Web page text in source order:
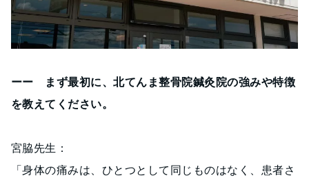
ーー まず最初に、北てんま整骨院鍼灸院の強みや特徴
を教えてください。
宮脇先生：
「身体の痛みは、ひとつとして同じものはなく、患者さ